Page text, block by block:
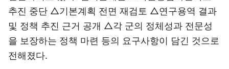
추진 중단 △기본계획 전면 재검토 △연구용역 결과
및 정책 추진 근거 공개 △각 군의 정체성과 전문성
을 보장하는 정책 마련 등의 요구사항이 담긴 것으로
전해졌다.